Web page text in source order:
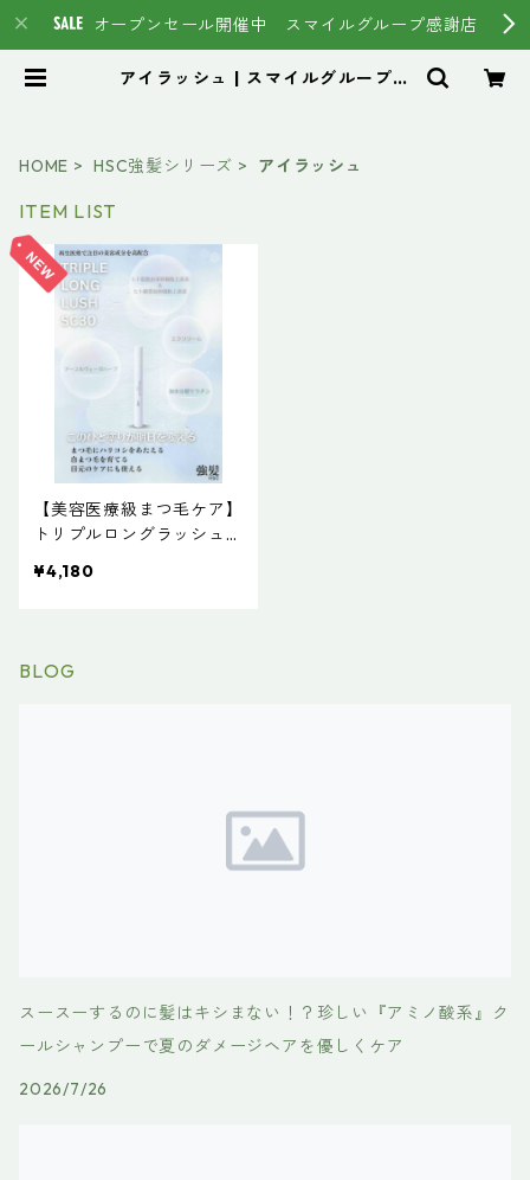
オープンセール開催中 スマイルグループ感謝店
アイラッシュ | スマイルグループ通
HOME HSC強髪シリーズ アイラッシュ
ITEM LIST
【美容医療級まつ毛ケア】
トリプルロングラッシュ
容成分を高配合 TRIPLE
¥4,180
BLOG
スースーするのに髪はキシまない！？珍しい『アミノ酸系』ク
ールシャンプーで夏のダメージヘアを優しくケア
2026/7/26